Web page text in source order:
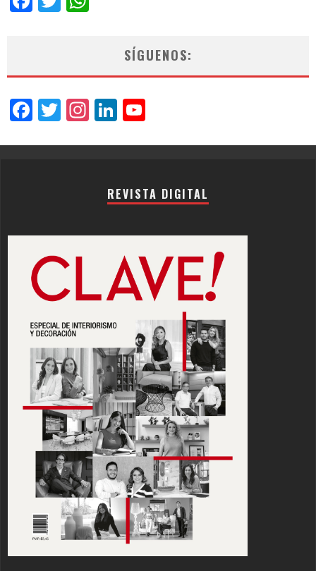
SÍGUENOS:
Facebook
Twitter
Instagram
LinkedIn
REVISTA DIGITAL